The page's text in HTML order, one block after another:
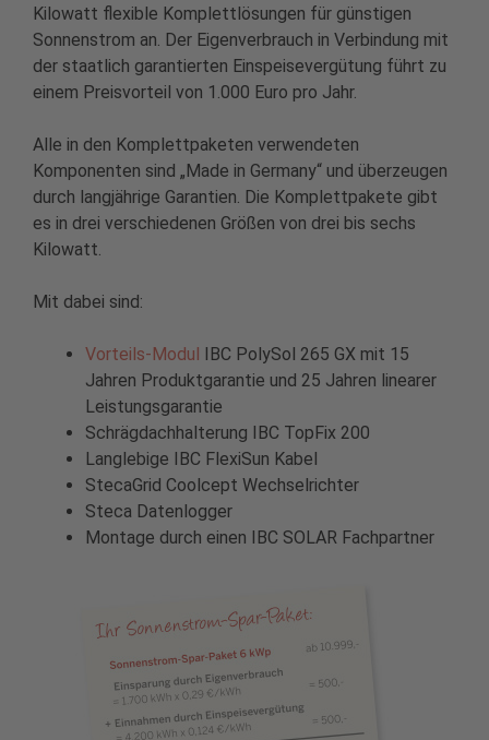
Kilowatt flexible Komplettlösungen für günstigen
Sonnenstrom an. Der Eigenverbrauch in Verbindung mit
der staatlich garantierten Einspeisevergütung führt zu
einem Preisvorteil von 1.000 Euro pro Jahr.
Alle in den Komplettpaketen verwendeten
Komponenten sind „Made in Germany“ und überzeugen
durch langjährige Garantien. Die Komplettpakete gibt
es in drei verschiedenen Größen von drei bis sechs
Kilowatt.
Mit dabei sind:
Vorteils-Modul
IBC PolySol 265 GX mit 15
Jahren Produktgarantie und 25 Jahren linearer
Leistungsgarantie
Schrägdachhalterung IBC TopFix 200
Langlebige IBC FlexiSun Kabel
StecaGrid Coolcept Wechselrichter
Steca Datenlogger
Montage durch einen IBC SOLAR Fachpartner